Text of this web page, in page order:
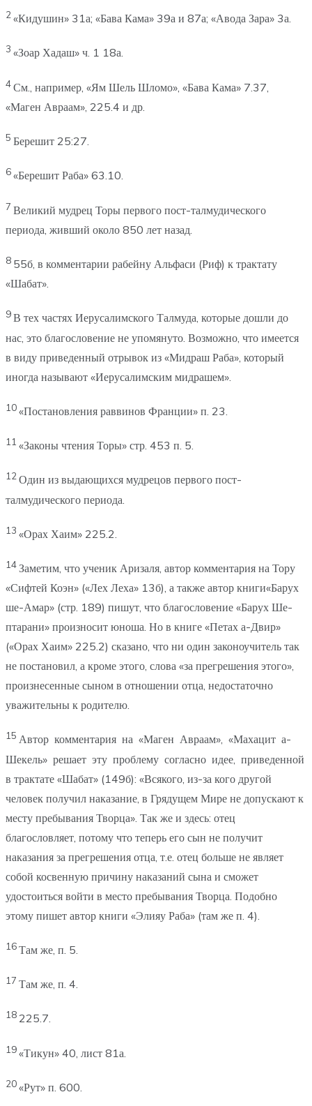
2 «Кидушин» 31а; «Бава Кама» 39а и 87а; «Авода Зара» 3а.
3 «Зоар Хадаш» ч. 1 18а.
4См., например, «Ям Шель Шломо», «Бава Кама» 7.37,
«Маген Авраам», 225.4 и др.
5 Берешит 25:27.
6«Берешит Раба» 63.10.
7 Великий мудрец Торы первого пост-талмудического
периода, живший около 850 лет назад.
8 55б, в комментарии рабейну Альфаси (Риф) к трактату
«Шабат».
9В тех частях Иерусалимского Талмуда, которые дошли до
нас, это благословение не упомянуто. Возможно, что имеется
в виду приведенный отрывок из «Мидраш Раба», который
иногда называют «Иерусалимским мидрашем».
10«Постановления раввинов Франции» п. 23.
11 «Законы чтения Торы» стр. 453 п. 5.
12Один из выдающихся мудрецов первого пост-
талмудического периода.
13 «Орах Хаим» 225.2.
14Заметим, что ученик Аризаля, автор комментария на Тору
«Сифтей Коэн» («Лех Леха» 13б), а также автор книги«Барух
ше-Амар» (стр. 189) пишут, что благословение «Барух Ше-
птарани» произносит юноша. Но в книге «Петах а-Двир»
(«Орах Хаим» 225.2) сказано, что ни один законоучитель так
не постановил, а кроме этого, слова «за прегрешения этого»,
произнесенные сыном в отношении отца, недостаточно
уважительны к родителю.
15 Автор комментария на «Маген Авраам», «Махацит а-
Шекель» решает эту проблему согласно идее, приведенной
в трактате «Шабат» (149б): «Всякого, из-за кого другой
человек получил наказание, в Грядущем Мире не допускают к
месту пребывания Творца». Так же и здесь: отец
благословляет, потому что теперь его сын не получит
наказания за прегрешения отца, т.е. отец больше не являет
собой косвенную причину наказаний сына и сможет
удостоиться войти в место пребывания Творца. Подобно
этому пишет автор книги «Элияу Раба» (там же п. 4).
16Там же, п. 5.
17 Там же, п. 4.
18 225.7.
19«Тикун» 40, лист 81а.
20«Рут» п. 600.